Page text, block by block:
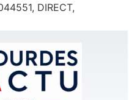
DIRECT,